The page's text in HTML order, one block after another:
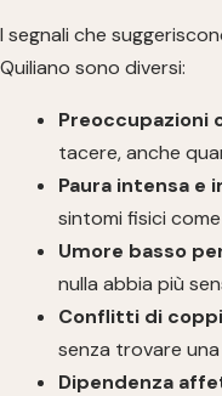
I segnali che
Quiliano sono diversi:
Preoccupazioni
tacere, anche
Paura intensa e
sintomi fisici
Umore basso
nulla abbia più
Conflitti di
senza trovare
Dipendenza